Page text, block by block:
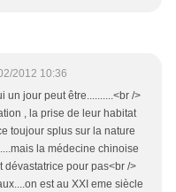
2012 10:36
un jour peut être..........<br />
, la prise de leur habitat
toujour splus sur la nature
la médecine chinoise
dévastatrice pour pas<br />
est au XXI eme siècle